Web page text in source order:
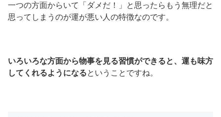
一つの方面からいて「ダメだ！」と思ったらもう無理だと
思ってしまうのが運が悪い人の特徴なのです。
いろいろな方面から物事を見る習慣ができると、運も味方
してくれるようになるということですね。